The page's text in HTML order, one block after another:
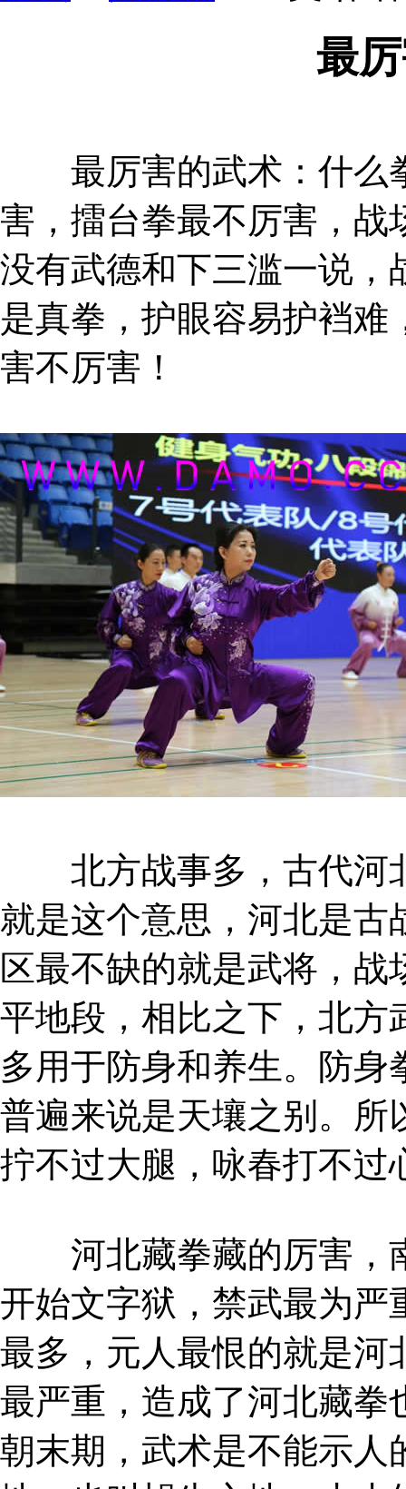
最
最厉害的武术：什么
害，擂台拳最不厉害，战
没有武德和下三滥一说，
是真拳，护眼容易护裆
害不厉害！
北方战事多，古代河
就是这个意思，河北是古
区最不缺的就是武将，
平地段，相比之下，北方
多用于防身和养生。防
普遍来说是天壤之别。所
拧不过大腿，咏春打不过
河北藏拳藏的厉害，
开始文字狱，禁武最为严
最多，元人最恨的就是河
最严重，造成了河北藏拳
朝末期，武术是不能示人